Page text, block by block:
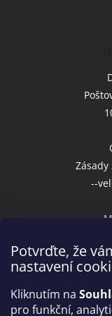
Potvrďte, že
nastavení
Kliknutím na
pro funkční,
--